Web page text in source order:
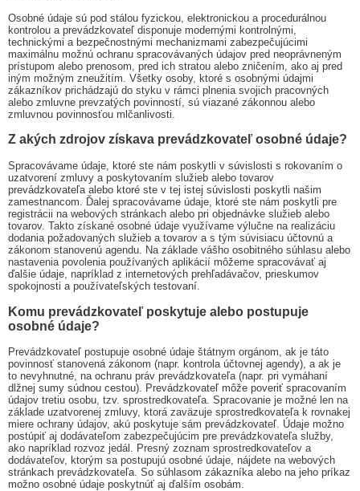
Osobné údaje sú pod stálou fyzickou, elektronickou a procedurálnou
kontrolou a prevádzkovateľ disponuje modernými kontrolnými,
technickými a bezpečnostnými mechanizmami zabezpečujúcimi
maximálnu možnú ochranu spracovávaných údajov pred neoprávneným
prístupom alebo prenosom, pred ich stratou alebo zničením, ako aj pred
iným možným zneužitím. Všetky osoby, ktoré s osobnými údajmi
zákazníkov prichádzajú do styku v rámci plnenia svojich pracovných
alebo zmluvne prevzatých povinností, sú viazané zákonnou alebo
zmluvnou povinnosťou mlčanlivosti.
Z akých zdrojov získava prevádzkovateľ osobné údaje?
Spracovávame údaje, ktoré ste nám poskytli v súvislosti s rokovaním o
uzatvorení zmluvy a poskytovaním služieb alebo tovarov
prevádzkovateľa alebo ktoré ste v tej istej súvislosti poskytli našim
zamestnancom. Ďalej spracovávame údaje, ktoré ste nám poskytli pre
registrácii na webových stránkach alebo pri objednávke služieb alebo
tovarov. Takto získané osobné údaje využívame výlučne na realizáciu
dodania požadovaných služieb a tovarov a s tým súvisiacu účtovnú a
zákonom stanovenú agendu. Na základe vášho osobitného súhlasu alebo
nastavenia povolenia používaných aplikácií môžeme spracovávať aj
ďalšie údaje, napríklad z internetových prehľadávačov, prieskumov
spokojnosti a používateľských testovaní.
Komu prevádzkovateľ poskytuje alebo postupuje
osobné údaje?
Prevádzkovateľ postupuje osobné údaje štátnym orgánom, ak je táto
povinnosť stanovená zákonom (napr. kontrola účtovnej agendy), a ak je
to nevyhnutné, na ochranu práv prevádzkovateľa (napr. pri vymáhaní
dlžnej sumy súdnou cestou). Prevádzkovateľ môže poveriť spracovaním
údajov tretiu osobu, tzv. sprostredkovateľa. Spracovanie je možné len na
základe uzatvorenej zmluvy, ktorá zaväzuje sprostredkovateľa k rovnakej
miere ochrany údajov, akú poskytuje sám prevádzkovateľ. Údaje možno
postúpiť aj dodávateľom zabezpečujúcim pre prevádzkovateľa služby,
ako napríklad rozvoz jedál. Presný zoznam sprostredkovateľov a
dodávateľov, ktorým sa postupujú osobné údaje, nájdete na webových
stránkach prevádzkovateľa. So súhlasom zákazníka alebo na jeho príkaz
možno osobné údaje poskytnúť aj ďalším osobám.